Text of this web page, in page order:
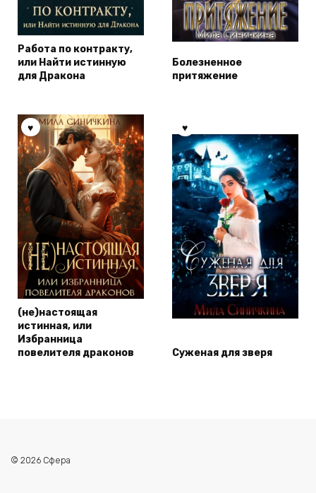
Работа по контракту,
или Найти истинную
для Дракона
Болезненное
притяжение
(не)настоящая
истинная, или
Избранница
повелителя драконов
Суженая для зверя
© 2026 Сфера